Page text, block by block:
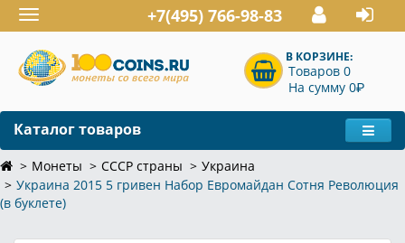
Toggle
navigation
+7(495) 766-98-83
В КОРЗИНЕ:
Товаров 0
На сумму 0P
Каталог товаров
Монеты СССР страны
Украина
Украина 2015 5 гривен Набор Евромайдан Сотня Революция
(в буклете)